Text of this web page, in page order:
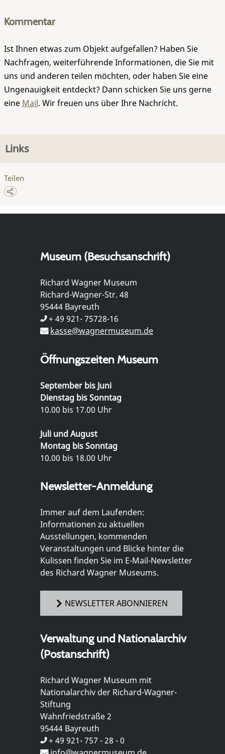
Kommentar
Ist Ihnen etwas zum Objekt aufgefallen? Haben Sie
Nachfragen, weiterführende Informationen, die Sie mit
uns und anderen teilen möchten, oder haben Sie eine
Ungenauigkeit entdeckt? Dann schicken Sie uns gerne
eine Mail. Wir freuen uns über Ihre Nachricht.
Links
Teilen
Museum (Besuchsanschrift)
Richard Wagner Museum
Richard-Wagner-Str. 48
95444 Bayreuth
+ 49 921- 75728-16
kasse@wagnermuseum.de
Öffnungszeiten Museum
September bis Juni
Dienstag bis Sonntag
10.00 bis 17.00 Uhr
Juli und August
Montag bis Sonntag
10.00 bis 18.00 Uhr
Newsletter-Anmeldung
Immer auf dem Laufenden:
Informationen zu aktuellen
Ausstellungen, kommenden
Veranstaltungen und Blicke hinter die
Kulissen finden Sie im E-Mail-Newsletter
des Richard Wagner Museums.
NEWSLETTER ABONNIEREN
Verwaltung und Nationalarchiv
(Postanschrift)
Richard Wagner Museum mit
Nationalarchiv der Richard-Wagner-
Stiftung
Wahnfriedstraße 2
95444 Bayreuth
+ 49 921- 757 - 28 - 0